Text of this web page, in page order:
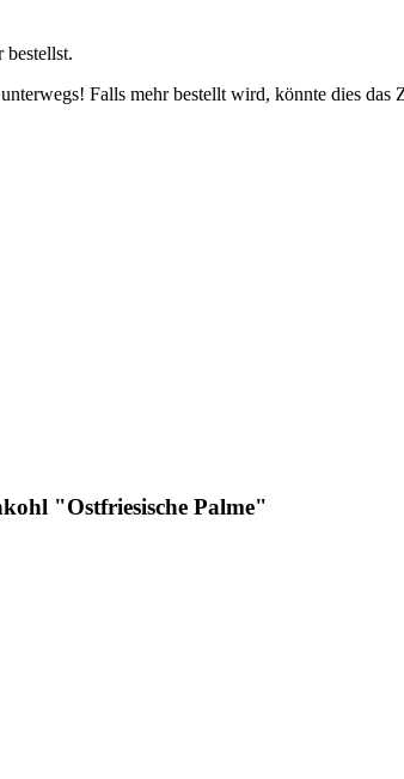
bestellst.
Falls mehr bestellt wird, könnte dies das
"Ostfriesische Palme"